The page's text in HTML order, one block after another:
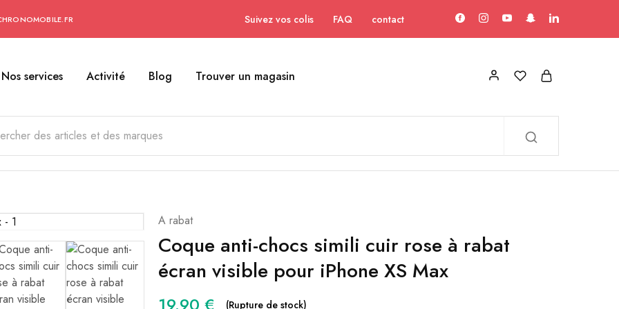
Suivez vos colis FAQ contact
Nos services Activité Blog Trouver un magasin
A rabat
Coque anti-chocs simili cuir rose à rabat
écran visible pour iPhone XS Max
(Rupture de stock)